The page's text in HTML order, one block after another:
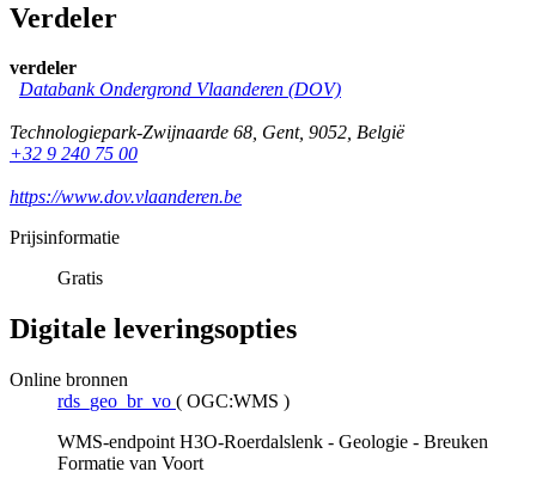
Verdeler
verdeler
Databank Ondergrond Vlaanderen (DOV)
Technologiepark-Zwijnaarde 68, Gent, 9052, België
+32 9 240 75 00
https://www.dov.vlaanderen.be
Prijsinformatie
Gratis
Digitale leveringsopties
Online bronnen
rds_geo_br_vo ( OGC:WMS )
WMS-endpoint H3O-Roerdalslenk - Geologie - Breuken
Formatie van Voort